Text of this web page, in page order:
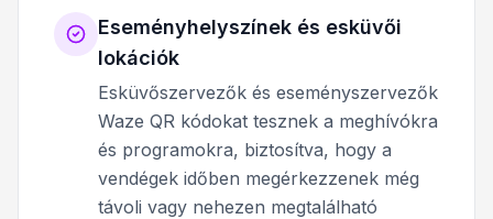
Eseményhelyszínek és esküvői
lokációk
Esküvőszervezők és eseményszervezők
Waze QR kódokat tesznek a meghívókra
és programokra, biztosítva, hogy a
vendégek időben megérkezzenek még
távoli vagy nehezen megtalálható